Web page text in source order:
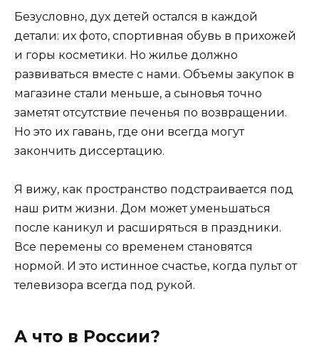
Безусловно, дух детей остался в каждой
детали: их фото, спортивная обувь в прихожей
и горы косметики. Но жилье должно
развиваться вместе с нами. Объемы закупок в
магазине стали меньше, а сыновья точно
заметят отсутствие печенья по возвращении.
Но это их гавань, где они всегда могут
закончить диссертацию.
Я вижу, как пространство подстраивается под
наш ритм жизни. Дом может уменьшаться
после каникул и расширяться в праздники.
Все перемены со временем становятся
нормой. И это истинное счастье, когда пульт от
телевизора всегда под рукой.
А что в России?